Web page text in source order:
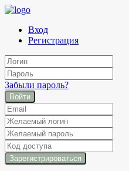
Вход
Регистрация
Забыли пароль?
Войти